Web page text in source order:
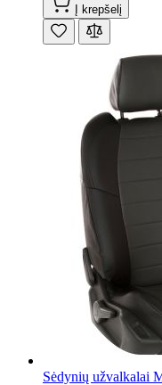
Į krepšelį
Sėdynių užvalkalai